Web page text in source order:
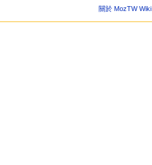
關於 MozTW Wiki